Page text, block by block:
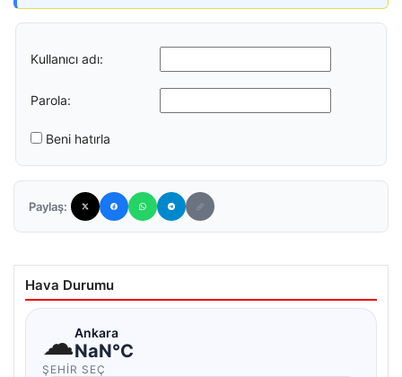
Kullanıcı adı:
Parola:
Beni hatırla
Paylaş:
Hava Durumu
☁Ankara
NaN°C
ŞEHIR SEÇ